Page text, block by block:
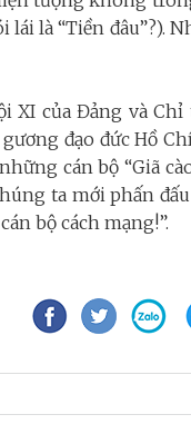
lái là “Tiền đâu”?).
XI của Đảng và
đạo đức Hồ
cán bộ “Giã
ta mới phấn
bộ cách mạng!”.